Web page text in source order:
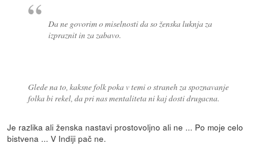
Da ne govorim o miselnosti da so ženska luknja za
izpraznit in za zabavo.
Glede na to, kaksne folk poka v temi o straneh za spoznavanje
folka bi rekel, da pri nas mentaliteta ni kaj dosti drugacna.
Je razlika ali ženska nastavi prostovoljno ali ne ... Po moje celo
bistvena ... V Indiji pač ne.